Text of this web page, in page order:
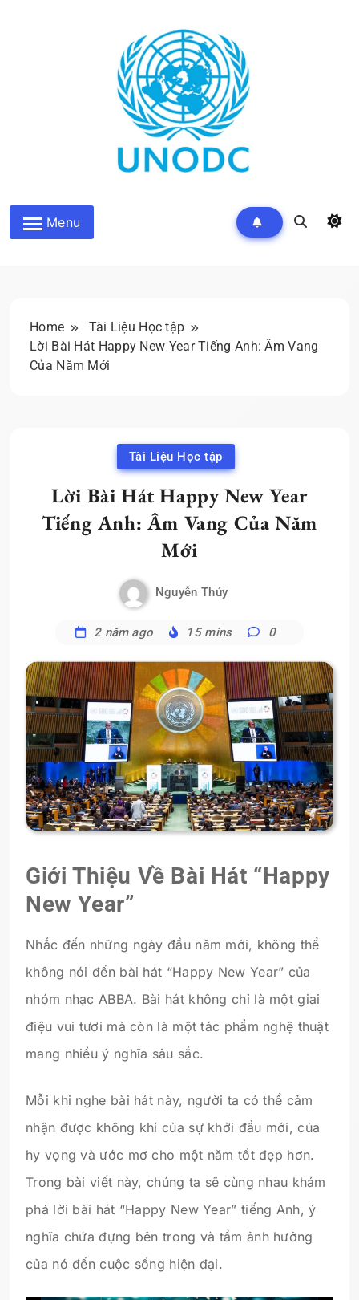
Kiến Thức Liên Hợp Quốc
Menu
Home
Tài Liệu Học tập
Lời Bài Hát Happy New Year Tiếng Anh: Âm Vang
Của Năm Mới
Tài Liệu Học tập
Lời Bài Hát Happy New Year
Tiếng Anh: Âm Vang Của Năm
Mới
Nguyễn Thúy
2 năm ago 15 mins 0
Giới Thiệu Về Bài Hát “Happy
New Year”
Nhắc đến những ngày đầu năm mới, không thể
không nói đến bài hát “Happy New Year” của
nhóm nhạc ABBA. Bài hát không chỉ là một giai
điệu vui tươi mà còn là một tác phẩm nghệ thuật
mang nhiều ý nghĩa sâu sắc.
Mỗi khi nghe bài hát này, người ta có thể cảm
nhận được không khí của sự khởi đầu mới, của
hy vọng và ước mơ cho một năm tốt đẹp hơn.
Trong bài viết này, chúng ta sẽ cùng nhau khám
phá lời bài hát “Happy New Year” tiếng Anh, ý
nghĩa chứa đựng bên trong và tầm ảnh hưởng
của nó đến cuộc sống hiện đại.